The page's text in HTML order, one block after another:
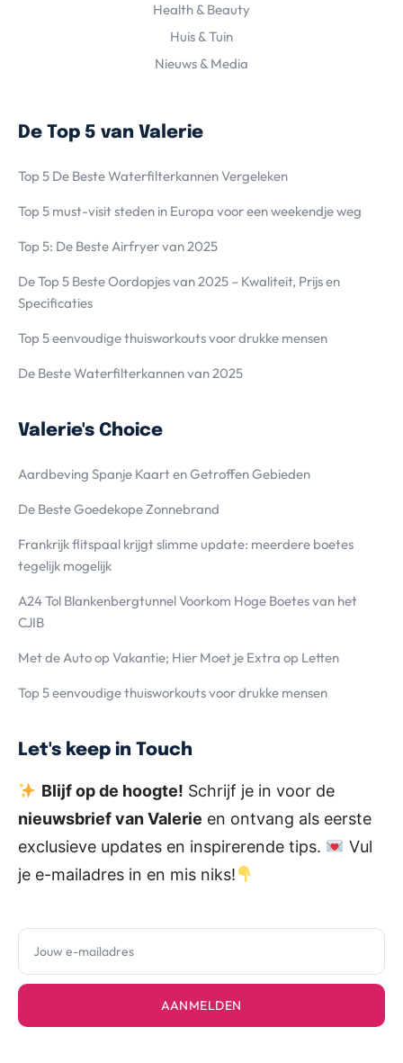
Health & Beauty
Huis & Tuin
Nieuws & Media
De Top 5 van Valerie
Top 5 De Beste Waterfilterkannen Vergeleken
Top 5 must-visit steden in Europa voor een weekendje weg
Top 5: De Beste Airfryer van 2025
De Top 5 Beste Oordopjes van 2025 – Kwaliteit, Prijs en
Specificaties
Top 5 eenvoudige thuisworkouts voor drukke mensen
De Beste Waterfilterkannen van 2025
Valerie's Choice
Aardbeving Spanje Kaart en Getroffen Gebieden
De Beste Goedekope Zonnebrand
Frankrijk flitspaal krijgt slimme update: meerdere boetes
tegelijk mogelijk
A24 Tol Blankenbergtunnel Voorkom Hoge Boetes van het
CJIB
Met de Auto op Vakantie; Hier Moet je Extra op Letten
Top 5 eenvoudige thuisworkouts voor drukke mensen
Let's keep in Touch
Blijf op de hoogte! Schrijf je in voor de
nieuwsbrief van Valerie en ontvang als eerste
exclusieve updates en inspirerende tips.
Vul
je e-mailadres in en mis niks!
AANMELDEN